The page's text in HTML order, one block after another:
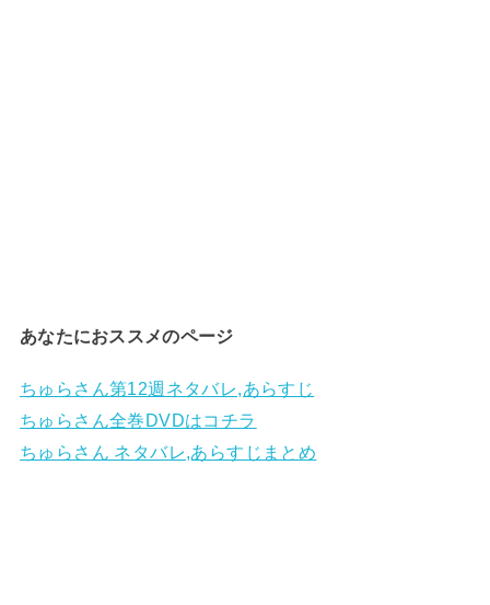
あなたにおススメのページ
ちゅらさん第12週ネタバレ,あらすじ
ちゅらさん全巻DVDはコチラ
ちゅらさん ネタバレ,あらすじまとめ